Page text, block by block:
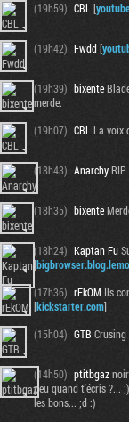
(19h59) CBL [
(19h42) Fwdd[
(19h39) bixente
merde.
(19h07) CBL La voix
(18h43) Anarchy
(18h35) bixente
(18h24) Kaptan Fu
[
(17h36) rEkOM Ils
[kickstarter.com]
(15h04) GTB
(14h50) ptitbgaz
peu quand t'écris ?...
les bons... ;d :)